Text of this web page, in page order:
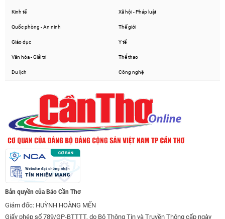
Kinh tế Xã hội - Pháp luật
Quốc phòng - An ninh Thế giới
Giáo dục Y tế
Văn hóa - Giải trí Thể thao
Du lịch Công nghệ
Bản quyền của Báo Cần Thơ
Giám đốc: HUỲNH HOÀNG MẾN
Giấy phép số 789/GP-BTTTT, do Bộ Thông Tin và Truyền Thông cấp ngày